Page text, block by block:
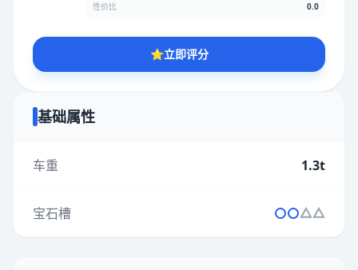
性价比 0.0
⭐立即评分
基础属性
车重 1.3t
宝石槽
性价比
★★★★★★★★★★